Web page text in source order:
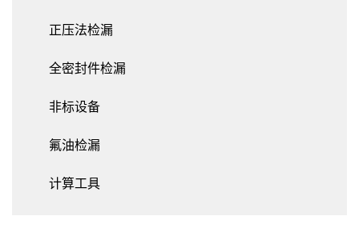
正压法检漏
全密封件检漏
非标设备
氟油检漏
计算工具